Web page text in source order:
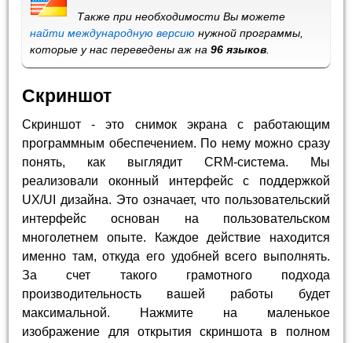
Также при необходимости Вы можете
найти международную версию нужной программы,
которые у нас переведены аж на96 языков
Скриншот
Скриншот - это снимок экрана с работающим
программным обеспечением. По нему можно сразу
понять, как выглядит CRM-система. Мы
реализовали оконный интерфейс с поддержкой
UX/UI дизайна. Это означает, что пользовательский
интерфейс основан на пользовательском
многолетнем опыте. Каждое действие находится
именно там, откуда его удобней всего выполнять.
За счет такого грамотного подхода
производительность вашей работы будет
максимальной. Нажмите на маленькое
изображение для открытия скриншота в полном